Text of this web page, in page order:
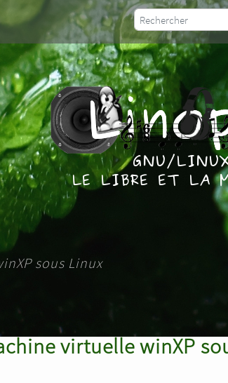
sous Linux
virtuelle winXP